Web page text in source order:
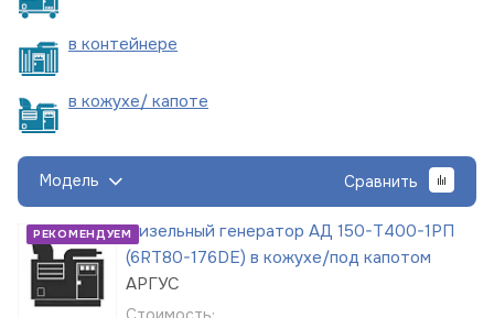
в контейнере
в кожухе/ капоте
Модель Сравнить
РЕКОМЕНДУЕМДизельный генератор АД 150-Т400-1РП
(6RT80-176DE) в кожухе/под капотом
АРГУС